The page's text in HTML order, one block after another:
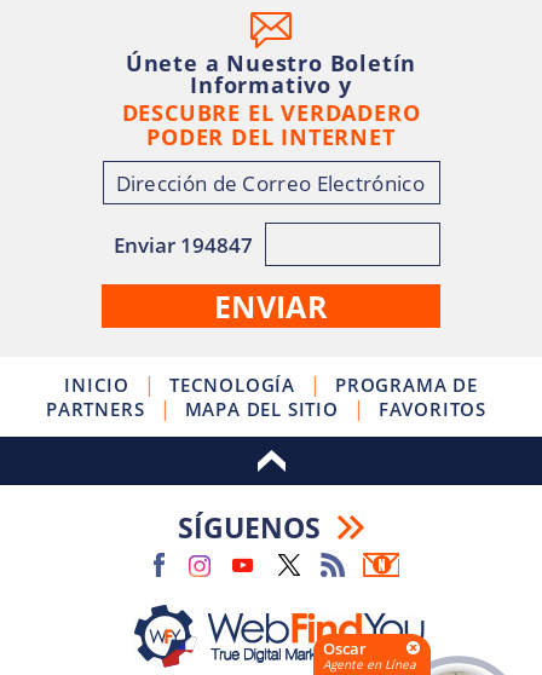
Únete a Nuestro Boletín
Informativo y
DESCUBRE EL VERDADERO
PODER DEL INTERNET
Enviar 194847
INICIO | TECNOLOGÍA |
PROGRAMA DE
PARTNERS
| MAPA DEL SITIO | FAVORITOS
SÍGUENOS
Oscar
Agente en Línea